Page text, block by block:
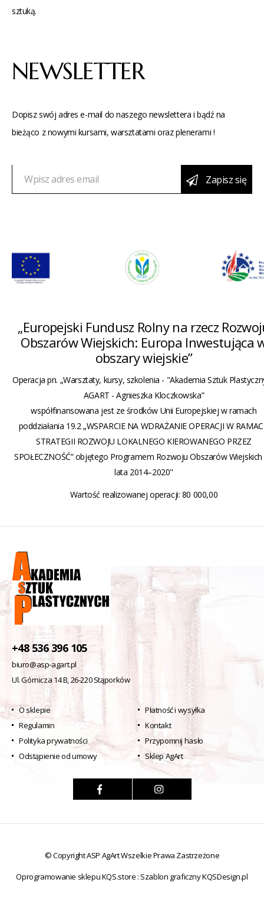
sztuką.
NEWSLETTER
Dopisz swój adres e-mail do naszego newslettera i bądź na
bieżąco z nowymi kursami, warsztatami oraz plenerami !
Zapisz się
„Europejski Fundusz Rolny na rzecz
Obszarów Wiejskich: Europa Inwestująca
obszary wiejskie”
Operacja pn. „Warsztaty, kursy, szkolenia - "Akademia Sztuk
AGART - Agnieszka Kloczkowska”
współfinansowana jest ze środków Unii Europejskiej w ramach
poddziałania 19.2 „WSPARCIE NA WDRAŻANIE OPERACJI W
STRATEGII ROZWOJU LOKALNEGO KIEROWANEGO PRZEZ
SPOŁECZNOŚĆ” objętego Programem Rozwoju Obszarów
lata 2014–2020"
Wartość realizowanej operacji: 80 000,00
+48 536 396 105
biuro@asp-agart.pl
Ul. Górnicza 14 B, 26-220 Stąporków
O sklepie
Regulamin
Polityka prywatności
Odstąpienie od umowy
Płatność i wysyłka
Kontakt
Przypomnij hasło
Sklep AgArt
© Copyright ASP AgArt Wszelkie Prawa Zastrzeżone
Oprogramowanie sklepu KQS.store : Szablon graficzny KQSDesign.pl